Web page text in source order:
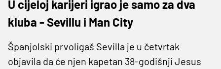
U cijeloj karijeri igrao je samo za dva
kluba - Sevillu i Man City
Španjolski prvoligaš Sevilla je u četvrtak
objavila da će njen kapetan 38-godišnji Jesus